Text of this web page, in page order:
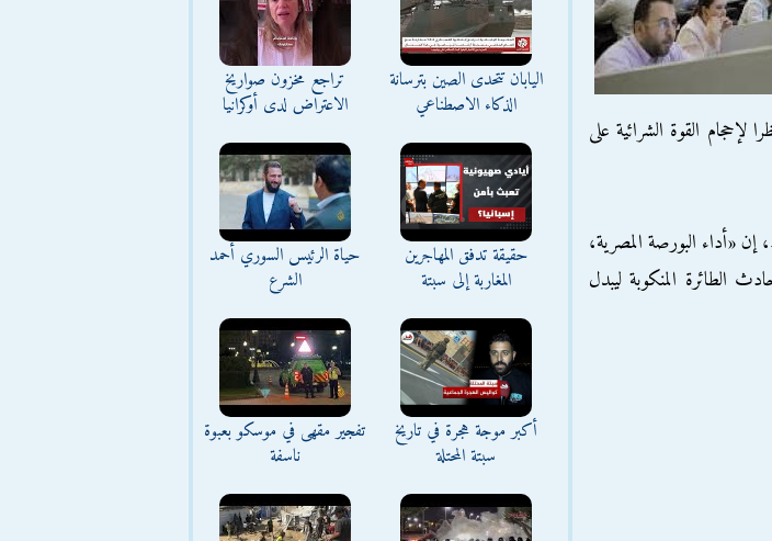
القوة الشرائية على
«أداء البورصة المصرية،
الطائرة المنكوبة ليبدل
اليابان تتحدى الصين بترسانة
الذكاء الاصطناعي
تراجع مخزون صواريخ
الاعتراض لدى أوكرانيا
حقيقة تدفق المهاجرين
المغاربة إلى سبتة
حياة الرئيس السوري أحمد
الشرع
أكبر موجة هجرة في تاريخ
سبتة المحتلة
تفجير مقهى في موسكو بعبوة
ناسفة